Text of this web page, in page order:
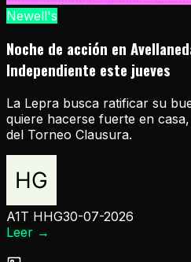
Newell's
Noche de acción en
Independiente este jueves
La Lepra busca ratificar su
quiere hacerse fuerte en
del Torneo Clausura.
A1T HHG30-07-2026
Leer →